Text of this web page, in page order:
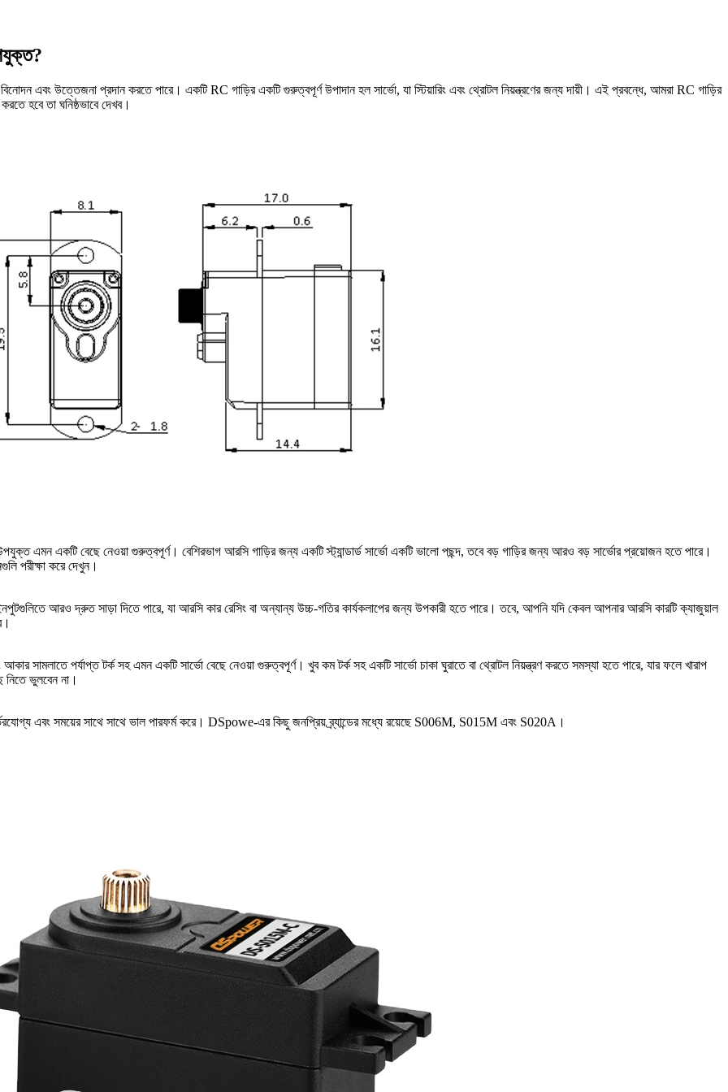
এবং উত্তেজনা প্রদান করতে পারে। একটি RC গাড়ির একটি গুরুত্বপূর্ণ উপাদান হল সার্ভো, যা স্টিয়ারিং এবং থ্রোটল নিয়ন্ত্রণের জন্য দায়ী। এই প্রবন্ধে, আমরা RC গাড়ির
হবে তা ঘনিষ্ঠভাবে দেখব।
এমন একটি বেছে নেওয়া গুরুত্বপূর্ণ। বেশিরভাগ আরসি গাড়ির জন্য একটি স্ট্যান্ডার্ড সার্ভো একটি ভালো পছন্দ, তবে বড় গাড়ির জন্য আরও বড় সার্ভোর প্রয়োজন হতে পারে।
পরীক্ষা করে দেখুন।
আরও দ্রুত সাড়া দিতে পারে, যা আরসি কার রেসিং বা অন্যান্য উচ্চ-গতির কার্যকলাপের জন্য উপকারী হতে পারে। তবে, আপনি যদি কেবল আপনার আরসি কারটি ক্যাজুয়াল
সামলাতে পর্যাপ্ত টর্ক সহ এমন একটি সার্ভো বেছে নেওয়া গুরুত্বপূর্ণ। খুব কম টর্ক সহ একটি সার্ভো চাকা ঘুরাতে বা থ্রোটল নিয়ন্ত্রণ করতে সমস্যা হতে পারে, যার ফলে খারাপ
নিতে ভুলবেন না।
নির্ভরযোগ্য এবং সময়ের সাথে সাথে ভাল পারফর্ম করে। DSpowe-এর কিছু জনপ্রিয় ব্র্যান্ডের মধ্যে রয়েছে S006M, S015M এবং S020A।